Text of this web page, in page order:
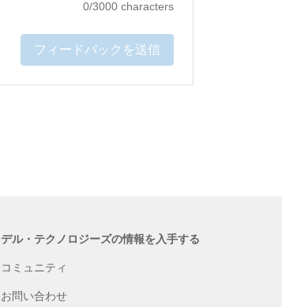
0/3000 characters
フィードバックを送信
デル・テクノロジーズの情報を入手する
コミュニティ
お問い合わせ